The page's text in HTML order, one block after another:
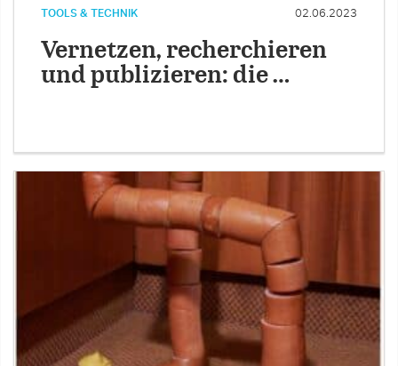
TOOLS & TECHNIK 02.06.2023
Vernetzen, recherchieren
und publizieren: die …